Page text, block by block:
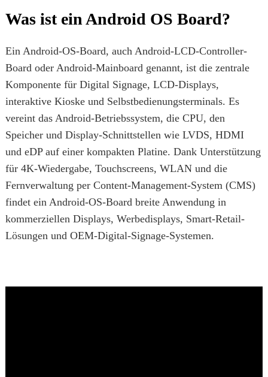
Was ist ein Android OS Board?
Ein Android-OS-Board, auch Android-LCD-Controller-
Board oder Android-Mainboard genannt, ist die zentrale
Komponente für Digital Signage, LCD-Displays,
interaktive Kioske und Selbstbedienungsterminals. Es
vereint das Android-Betriebssystem, die CPU, den
Speicher und Display-Schnittstellen wie LVDS, HDMI
und eDP auf einer kompakten Platine. Dank Unterstützung
für 4K-Wiedergabe, Touchscreens, WLAN und die
Fernverwaltung per Content-Management-System (CMS)
findet ein Android-OS-Board breite Anwendung in
kommerziellen Displays, Werbedisplays, Smart-Retail-
Lösungen und OEM-Digital-Signage-Systemen.